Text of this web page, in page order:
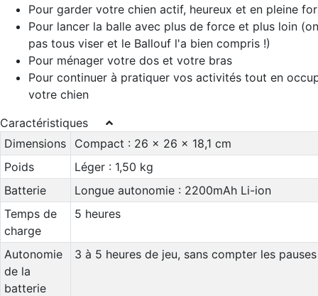
Pour garder votre chien actif, heureux et en pleine
Pour lancer la balle avec plus de force et plus loin
pas tous viser et le Ballouf l'a bien compris !)
Pour ménager votre dos et votre bras
Pour continuer à pratiquer vos activités tout en
votre chien
Caractéristiques
Dimensions
Compact : 26 x 26 x 18,1 cm
Poids
Léger : 1,50 kg
Batterie
Longue autonomie : 2200mAh Li-ion
Temps de
charge
5 heures
Autonomie
de la
batterie
3 à 5 heures de jeu, sans compter les pauses